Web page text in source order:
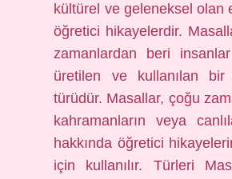
kültürel ve geleneksel olan
öğretici hikayelerdir.
zamanlardan beri insanlar
üretilen ve kullanılan
türüdür. Masallar, çoğu
kahramanların veya
hakkında öğretici
için kullanılır. Türleri